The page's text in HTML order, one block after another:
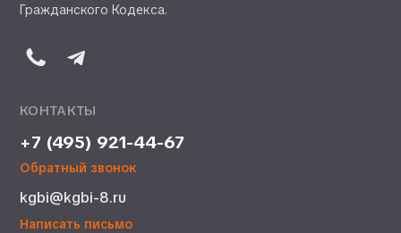
Гражданского Кодекса.
КОНТАКТЫ
+7 (495) 921-44-67
Обратный звонок
kgbi@kgbi-8.ru
Написать письмо